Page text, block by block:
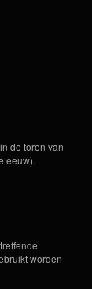
de toren van
eeuw).
worden